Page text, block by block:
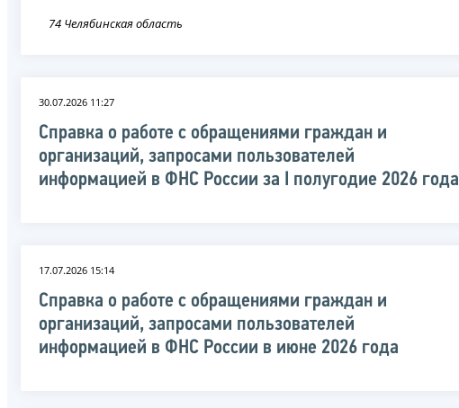
74 Челябинская область
30.07.2026 11:27
Справка о работе с обращениями граждан и
организаций, запросами пользователей
информацией в ФНС России за I полугодие 2026 года
17.07.2026 15:14
Справка о работе с обращениями граждан и
организаций, запросами пользователей
информацией в ФНС России в июне 2026 года